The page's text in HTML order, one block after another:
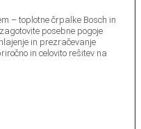
– toplotne črpalke Bosch in
posebne pogoje
in prezračevanje
in celovito rešitev na